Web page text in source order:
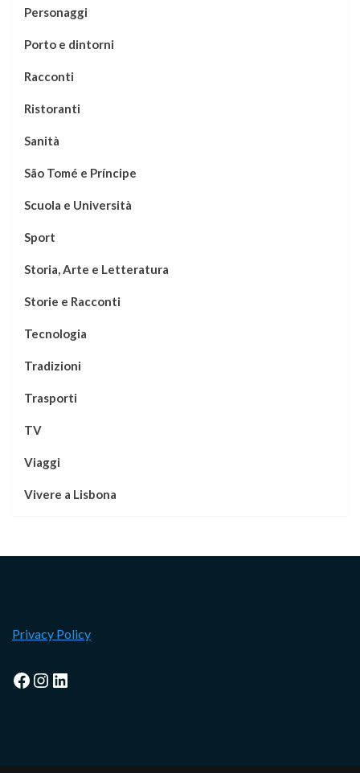
Personaggi
Porto e dintorni
Racconti
Ristoranti
Sanità
São Tomé e Príncipe
Scuola e Università
Sport
Storia, Arte e Letteratura
Storie e Racconti
Tecnologia
Tradizioni
Trasporti
TV
Viaggi
Vivere a Lisbona
Privacy Policy
Facebook
Instagram
LinkedIn